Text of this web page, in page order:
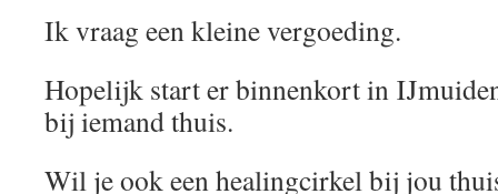
Ik vraag een kleine vergoeding.
Hopelijk start er binnenkort in
bij iemand thuis.
Wil je ook een healingcirkel bij jou